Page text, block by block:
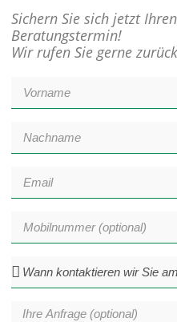
Sichern Sie sich jetzt
Beratungstermin!
Wir rufen Sie gerne